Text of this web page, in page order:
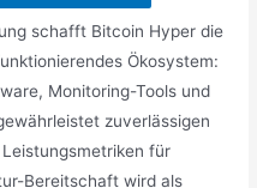
schafft Bitcoin Hyper die
Ökosystem:
Monitoring-Tools und
zuverlässigen
für
Bereitschaft wird als